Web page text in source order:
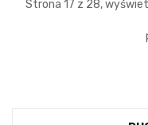
Strona 17 z 28,